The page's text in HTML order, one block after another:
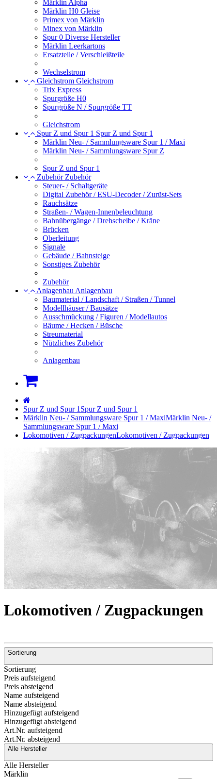
Märklin Alpha
Märklin H0 Gleise
Primex von Märklin
Minex von Märklin
Spur 0 Diverse Hersteller
Märklin Leerkartons
Ersatzteile / Verschleißteile
Wechselstrom
Gleichstrom Gleichstrom
Trix Express
Spurgröße H0
Spurgröße N / Spurgröße TT
Gleichstrom
Spur Z und Spur 1 Spur Z und Spur 1
Märklin Neu- / Sammlungsware Spur 1 / Maxi
Märklin Neu- / Sammlungsware Spur Z
Spur Z und Spur 1
Zubehör Zubehör
Steuer- / Schaltgeräte
Digital Zubehör / ESU-Decoder / Zurüst-Sets
Rauchsätze
Straßen- / Wagen-Innenbeleuchtung
Bahnübergänge / Drehscheibe / Kräne
Brücken
Oberleitung
Signale
Gebäude / Bahnsteige
Sonstiges Zubehör
Zubehör
Anlagenbau Anlagenbau
Baumaterial / Landschaft / Straßen / Tunnel
Modellhäuser / Bausätze
Ausschmückung / Figuren / Modellautos
Bäume / Hecken / Büsche
Streumaterial
Nützliches Zubehör
Anlagenbau
Warenkorb
Spur Z und Spur 1 Spur Z und Spur 1
Märklin Neu- / Sammlungsware Spur 1 / MaxiMärklin Neu- /
Sammlungsware Spur 1 / Maxi
Lokomotiven / ZugpackungenLokomotiven / Zugpackungen
Lokomotiven / Zugpackungen
Sortierung
Sortierung
Preis aufsteigend
Preis absteigend
Name aufsteigend
Name absteigend
Hinzugefügt aufsteigend
Hinzugefügt absteigend
Art.Nr. aufsteigend
Art.Nr. absteigend
Alle Hersteller
Alle Hersteller
Märklin